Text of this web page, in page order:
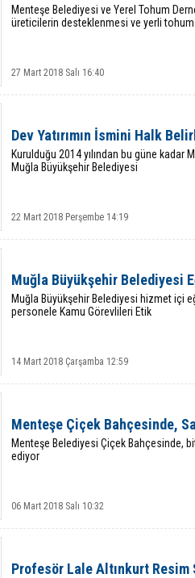
Menteşe Belediyesi ve Yerel Tohum
üreticilerin desteklenmesi ve yerli tohum
27 Mart 2018 Salı 16:40
Dev Yatırımın İsmini Halk
Kurulduğu 2014 yılından bu güne kadar
Muğla Büyükşehir Belediyesi
22 Mart 2018 Perşembe 14:19
Muğla Büyükşehir Belediyesi
Muğla Büyükşehir Belediyesi hizmet içi
personele Kamu Görevlileri Etik
14 Mart 2018 Çarşamba 12:59
Menteşe Çiçek Bahçesinde,
Menteşe Belediyesi Çiçek Bahçesinde,
ediyor
06 Mart 2018 Salı 10:32
Profesör Lale Altınkurt Resim